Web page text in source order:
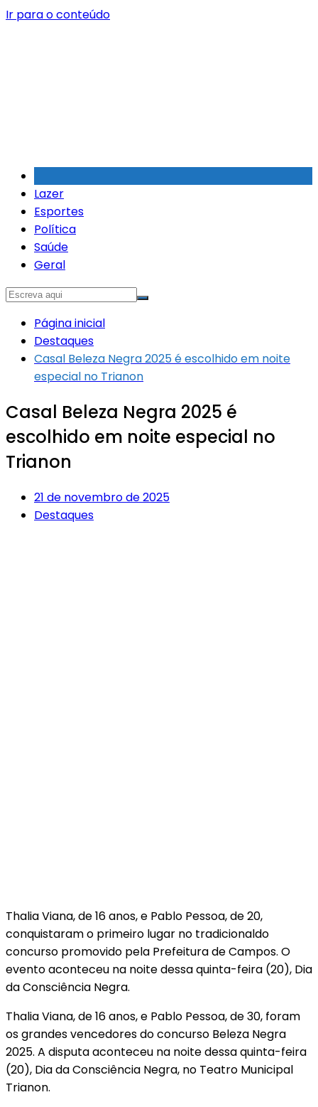
Ir para o conteúdo
Lazer
Esportes
Política
Saúde
Geral
Página inicial
Destaques
Casal Beleza Negra 2025 é escolhido em noite
especial no Trianon
Casal Beleza Negra 2025 é
escolhido em noite especial no
Trianon
21 de novembro de 2025
Destaques
Thalia Viana, de 16 anos, e Pablo Pessoa, de 20,
conquistaram o primeiro lugar no tradicionaldo
concurso promovido pela Prefeitura de Campos. O
evento aconteceu na noite dessa quinta-feira (20), Dia
da Consciência Negra.
Thalia Viana, de 16 anos, e Pablo Pessoa, de 30, foram
os grandes vencedores do concurso Beleza Negra
2025. A disputa aconteceu na noite dessa quinta-feira
(20), Dia da Consciência Negra, no Teatro Municipal
Trianon.